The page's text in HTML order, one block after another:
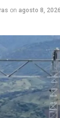
on agosto 8, 2026